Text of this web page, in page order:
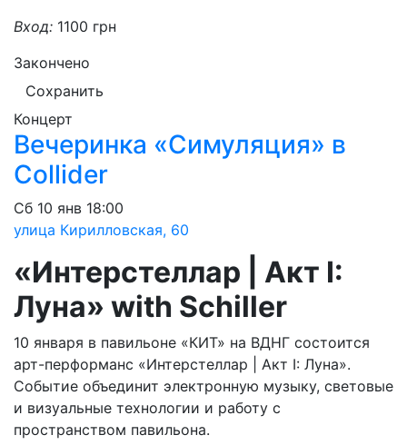
Вход: 1100 грн
Закончено
Сохранить
Концерт
Вечеринка «Симуляция» в
Collider
Сб 10 янв 18:00
улица Кирилловская, 60
«Интерстеллар | Акт I:
Луна» with Schiller
10 января в павильоне «КИТ» на ВДНГ состоится
арт-перформанс «Интерстеллар | Акт I: Луна».
Событие объединит электронную музыку, световые
и визуальные технологии и работу с
пространством павильона.